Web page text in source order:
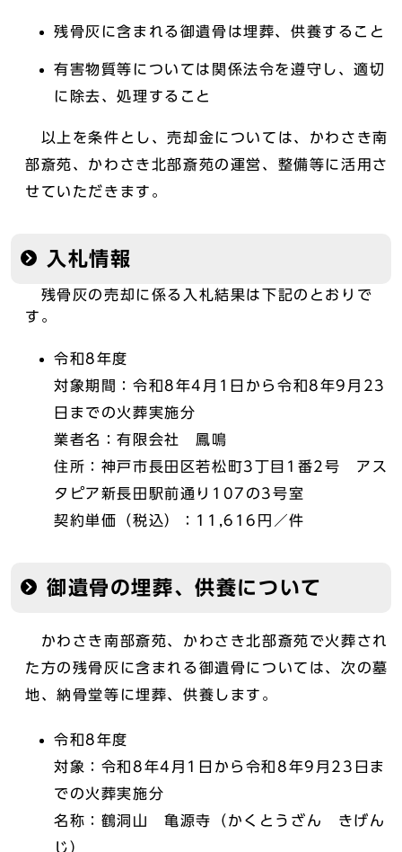
残骨灰に含まれる御遺骨は埋葬、供養すること
有害物質等については関係法令を遵守し、適切
に除去、処理すること
以上を条件とし、売却金については、かわさき南
部斎苑、かわさき北部斎苑の運営、整備等に活用さ
せていただきます。
入札情報
残骨灰の売却に係る入札結果は下記のとおりで
す。
令和8年度
対象期間：令和8年4月1日から令和8年9月23
日までの火葬実施分
業者名：有限会社 鳳鳴
住所：神戸市長田区若松町3丁目1番2号 アス
タピア新長田駅前通り107の3号室
契約単価（税込）：11,616円／件
御遺骨の埋葬、供養について
かわさき南部斎苑、かわさき北部斎苑で火葬され
た方の残骨灰に含まれる御遺骨については、次の墓
地、納骨堂等に埋葬、供養します。
令和8年度
対象：令和8年4月1日から令和8年9月23日ま
での火葬実施分
名称：鶴洞山 亀源寺（かくとうざん きげん
じ）